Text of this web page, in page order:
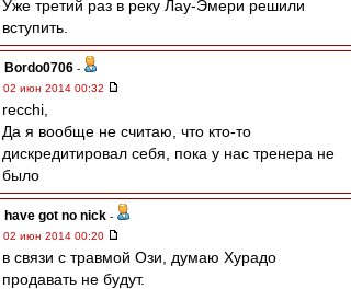
Уже третий раз в реку Лау-Эмери решили
вступить.
Bordo0706 -
02 июн 2014 00:32
recchi,
Да я вообще не считаю, что кто-то
дискредитировал себя, пока у нас тренера не
было
have got no nick -
02 июн 2014 00:20
в связи с травмой Ози, думаю Хурадо
продавать не будут.